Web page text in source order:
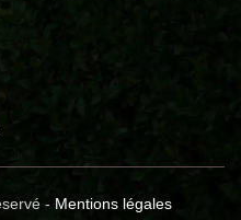
- Mentions légales